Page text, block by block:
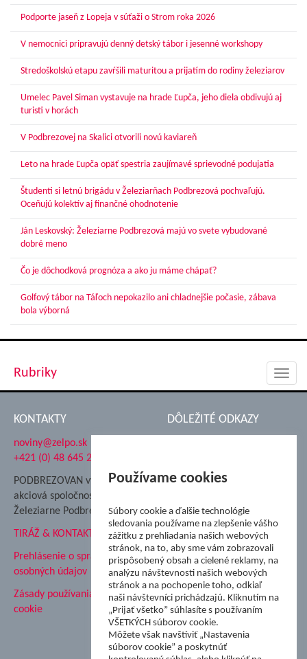
Podporte jaseň z Lopeja v súťaži o Strom roka 2026
V nemocnici pripravujú denný detský tábor i jesenné workshopy
Stredoškolskú etapu zavŕšili maturitou a prijatím do rodiny železiarov
Umelec Pavel Siman vystavuje na hrade Ľupča, jeho diela obdivujú aj
turisti v horách
V Podbrezovej na Skalici otvorili novú kaviareň
Leto na hrade Ľupča opäť spestria zaujímavé sprievodné podujatia
Študenti si letnú brigádu v Železiarňach Podbrezová pochvaľujú.
Oceňujú kolektív aj finančné ohodnotenie
Ján Leskovský: Železiarne Podbrezová majú vo svete vybudované
dobré meno
Čo je dôchodková prognóza a ako ju máme chápať?
Golfový tábor na Táľoch nepokazilo ani chladnejšie počasie, zábava
bola výborná
Rubriky
KONTAKTY
noviny@zelpo.sk
+421 (0) 48 645 2711
PODBREZOVAN vydáva
akciová spoločnosť
Železiarne Podbrezová
TIRÁŽ & KONTAKT
Prehlásenie o spracovaní
osobných údajov
Zásady používania súborov
cookie
DÔLEŽITÉ ODKAZY
Nadácia Železiarne
ŽP Informatika s.r.o.
ŠK Železiarne Podbrezová
Tále a.s.
Používame cookies
Súbory cookie a ďalšie technológie
sledovania používame na zlepšenie vášho
zážitku z prehliadania našich webových
stránok, na to, aby sme vám zobrazovali
prispôsobený obsah a cielené reklamy, na
analýzu návštevnosti našich webových
stránok a na pochopenie toho, odkiaľ
naši návštevníci prichádzajú. Kliknutím na
„Prijať všetko” súhlasíte s používaním
VŠETKÝCH súborov cookie.
Môžete však navštíviť „Nastavenia
súborov cookie” a poskytnúť